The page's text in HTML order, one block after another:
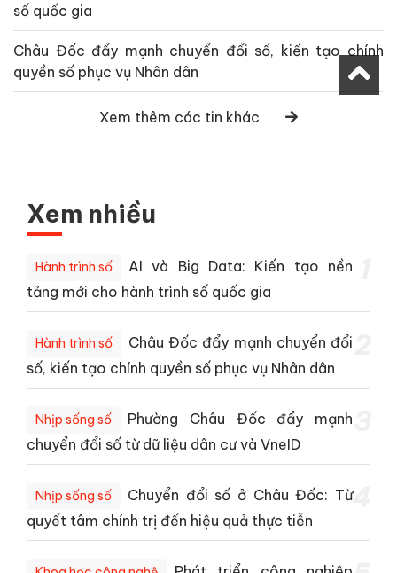
số quốc gia
Châu Đốc đẩy mạnh chuyển đổi số, kiến tạo chính
quyền số phục vụ Nhân dân
Xem thêm các tin khác
Xem nhiều
Hành trình số
AI và Big Data: Kiến tạo nền
tảng mới cho hành trình số quốc gia
Hành trình số
Châu Đốc đẩy mạnh chuyển đổi
số, kiến tạo chính quyền số phục vụ Nhân dân
Nhịp sống số
Phường Châu Đốc đẩy mạnh
chuyển đổi số từ dữ liệu dân cư và VneID
Nhịp sống số
Chuyển đổi số ở Châu Đốc: Từ
quyết tâm chính trị đến hiệu quả thực tiễn
4